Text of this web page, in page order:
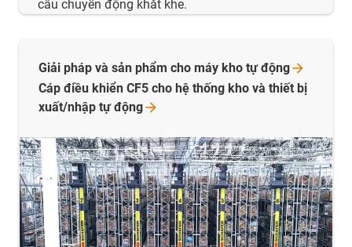
cầu chuyển động khắt khe.
Giải pháp và sản phẩm cho máy kho tựđộng
Cáp điều khiển CF5 cho hệ thống kho và thiết bị
xuất/nhập tựđộng